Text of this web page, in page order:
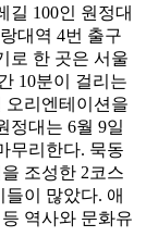
길 100인 원정대
대역 4번 출구
로 한 곳은 서울
10분이 걸리는
오리엔테이션을
정대는 6월 9일
무리한다. 묵동
조성한 2코스
이 많았다. 애
역사와 문화유